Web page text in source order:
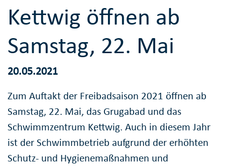
Kettwig öffnen ab
Samstag, 22. Mai
20.05.2021
Zum Auftakt der Freibadsaison 2021 öffnen ab
Samstag, 22. Mai, das Grugabad und das
Schwimmzentrum Kettwig. Auch in diesem Jahr
ist der Schwimmbetrieb aufgrund der erhöhten
Schutz- und Hygienemaßnahmen und